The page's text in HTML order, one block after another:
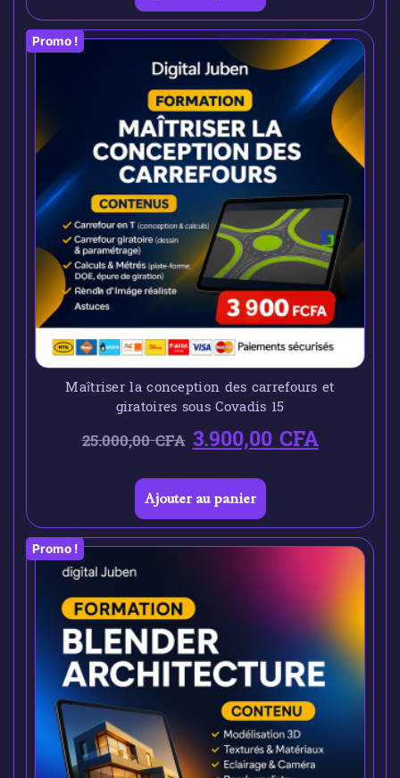
Promo !
Maîtriser la conception des carrefours et
giratoires sous Covadis 15
25.000,00CFA 3.900,00CFA
Ajouter au panier
Promo !